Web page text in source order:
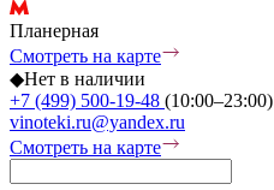
Планерная
Смотреть на карте
◆Нет в наличии
+7 (499) 500-19-48 (10:00–23:00)
vinoteki.ru@yandex.ru
Смотреть на карте